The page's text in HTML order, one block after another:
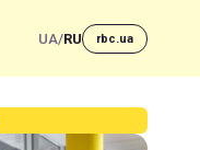
UA/RU rbc.ua